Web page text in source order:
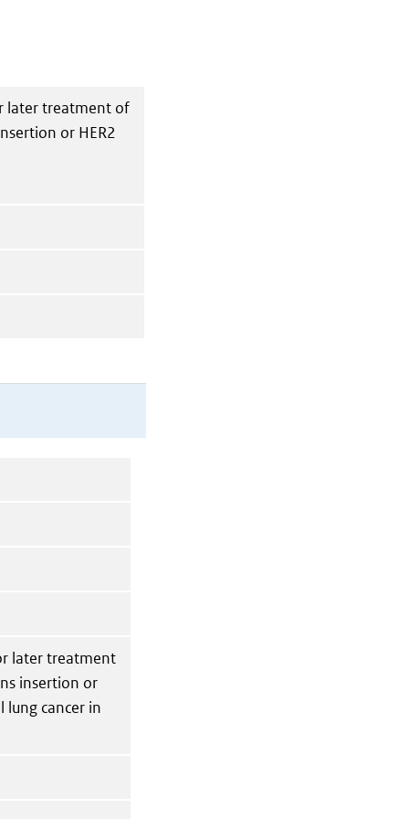
later treatment of
or HER2
later treatment
insertion or
cancer in